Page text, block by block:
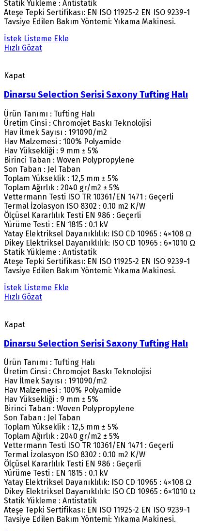
Statik Yükleme : Antistatik
Ateşe Tepki Sertifikası: EN ISO 11925-2 EN ISO 9239-1
Tavsiye Edilen Bakım Yöntemi: Yıkama Makinesi.
İstek Listeme Ekle
Hızlı Gözat
Kapat
Dinarsu Selection Serisi Saxony Tufting Halı
Ürün Tanımı : Tufting Halı
Üretim Cinsi : Chromojet Baskı Teknolojisi
Hav İlmek Sayısı : 191090/m2
Hav Malzemesi : 100% Polyamide
Hav Yüksekliği : 9 mm ± 5%
Birinci Taban : Woven Polypropylene
Son Taban : Jel Taban
Toplam Yükseklik : 12,5 mm ± 5%
Toplam Ağırlık : 2040 gr/m2 ± 5%
Vettermann Testi ISO TR 10361/EN 1471 : Geçerli
Termal İzolasyon ISO 8302 : 0.10 m2 K/W
Ölçüsel Kararlılık Testi EN 986 : Geçerli
Yürüme Testi : EN 1815 : 0.1 kV
Yatay Elektriksel Dayanıklılık: ISO CD 10965 : 4×108 Ω
Dikey Elektriksel Dayanıklılık: ISO CD 10965 : 6×1010 Ω
Statik Yükleme : Antistatik
Ateşe Tepki Sertifikası: EN ISO 11925-2 EN ISO 9239-1
Tavsiye Edilen Bakım Yöntemi: Yıkama Makinesi.
İstek Listeme Ekle
Hızlı Gözat
Kapat
Dinarsu Selection Serisi Saxony Tufting Halı
Ürün Tanımı : Tufting Halı
Üretim Cinsi : Chromojet Baskı Teknolojisi
Hav İlmek Sayısı : 191090/m2
Hav Malzemesi : 100% Polyamide
Hav Yüksekliği : 9 mm ± 5%
Birinci Taban : Woven Polypropylene
Son Taban : Jel Taban
Toplam Yükseklik : 12,5 mm ± 5%
Toplam Ağırlık : 2040 gr/m2 ± 5%
Vettermann Testi ISO TR 10361/EN 1471 : Geçerli
Termal İzolasyon ISO 8302 : 0.10 m2 K/W
Ölçüsel Kararlılık Testi EN 986 : Geçerli
Yürüme Testi : EN 1815 : 0.1 kV
Yatay Elektriksel Dayanıklılık: ISO CD 10965 : 4×108 Ω
Dikey Elektriksel Dayanıklılık: ISO CD 10965 : 6×1010 Ω
Statik Yükleme : Antistatik
Ateşe Tepki Sertifikası: EN ISO 11925-2 EN ISO 9239-1
Tavsiye Edilen Bakım Yöntemi: Yıkama Makinesi.